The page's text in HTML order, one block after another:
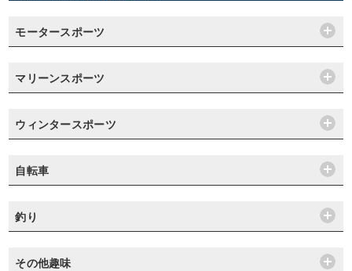
モータースポーツ
マリーンスポーツ
ウィンタースポーツ
自転車
釣り
その他趣味